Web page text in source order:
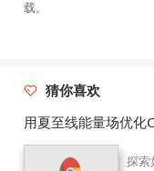
载。
猜你喜欢
用夏至线能量场优
探索